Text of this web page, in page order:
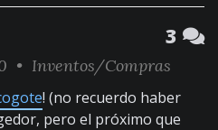
3
• Inventos/Compras
! (no recuerdo haber
pero el próximo que